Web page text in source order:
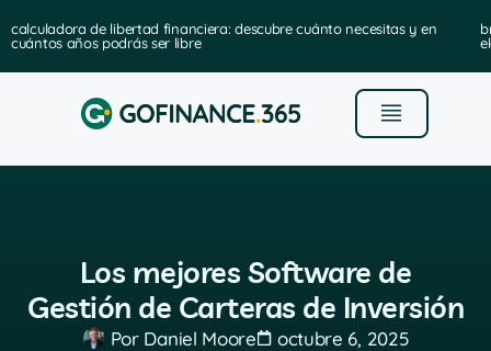
calculadora de libertad financiera: descubre cuánto necesitas y en
cuántos años podrás ser libre
Los mejores Software de
Gestión de Carteras de Inversión
PorDaniel Moore octubre 6, 2025